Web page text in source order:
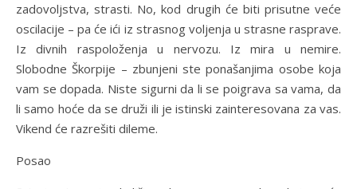
zadovoljstva, strasti. No, kod drugih će biti prisutne veće
oscilacije – pa će ići iz strasnog voljenja u strasne rasprave.
Iz divnih raspoloženja u nervozu. Iz mira u nemire.
Slobodne Škorpije – zbunjeni ste ponašanjima osobe koja
vam se dopada. Niste sigurni da li se poigrava sa vama, da
li samo hoće da se druži ili je istinski zainteresovana za vas.
Vikend će razrešiti dileme.
Posao